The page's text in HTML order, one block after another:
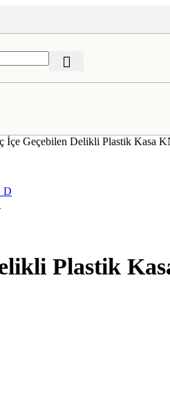
İçe Geçebilen Delikli Plastik Kasa
Plastik